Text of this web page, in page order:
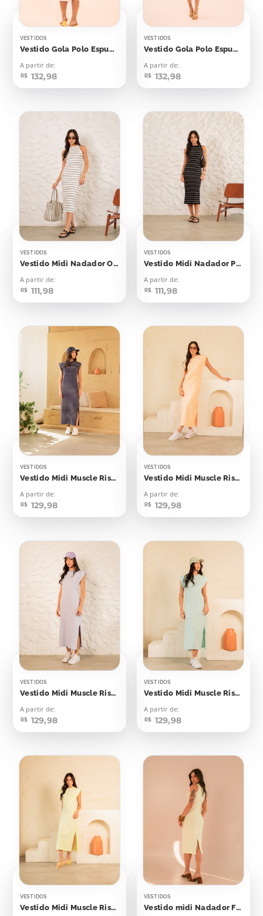
VESTIDOS
Vestido Gola Polo Espumante Rosê
A partir de:
R$ 132,98
VESTIDOS
Vestido Gola Polo Espumante Rosé
A partir de:
R$ 132,98
VESTIDOS
Vestido Midi Nadador Off Listras Pretas
A partir de:
R$ 111,98
VESTIDOS
Vestido Midi Nadador Preto Listras Off
A partir de:
R$ 111,98
VESTIDOS
Vestido Midi Muscle Risca de Giz Azul Marinho
A partir de:
R$ 129,98
VESTIDOS
Vestido Midi Muscle Risca de Giz Laranja Candy
A partir de:
R$ 129,98
VESTIDOS
Vestido Midi Muscle Risca de Giz Lilás
A partir de:
R$ 129,98
VESTIDOS
Vestido Midi Muscle Risca de Giz Verde Bebê
A partir de:
R$ 129,98
VESTIDOS
Vestido Midi Muscle Risca de Giz Amarelo Bebê
VESTIDOS
Vestido midi Nadador Flash Yellow